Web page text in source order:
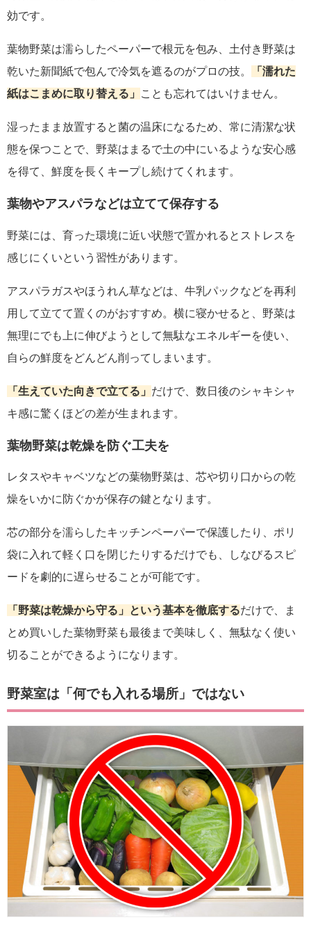
効です。
葉物野菜は濡らしたペーパーで根元を包み、土付き野菜は
乾いた新聞紙で包んで冷気を遮るのがプロの技。
「濡れた
紙はこまめに取り替える」
ことも忘れてはいけません。
湿ったまま放置すると菌の温床になるため、常に清潔な状
態を保つことで、野菜はまるで土の中にいるような安心感
を得て、鮮度を長くキープし続けてくれます。
葉物やアスパラなどは立てて保存する
野菜には、育った環境に近い状態で置かれるとストレスを
感じにくいという習性があります。
アスパラガスやほうれん草などは、牛乳パックなどを再利
用して立てて置くのがおすすめ。横に寝かせると、野菜は
無理にでも上に伸びようとして無駄なエネルギーを使い、
自らの鮮度をどんどん削ってしまいます。
「生えていた向きで立てる」 だけで、数日後のシャキシャ
キ感に驚くほどの差が生まれます。
葉物野菜は乾燥を防ぐ工夫を
レタスやキャベツなどの葉物野菜は、芯や切り口からの乾
燥をいかに防ぐかが保存の鍵となります。
芯の部分を濡らしたキッチンペーパーで保護したり、ポリ
袋に入れて軽く口を閉じたりするだけでも、しなびるスピ
ードを劇的に遅らせることが可能です。
「野菜は乾燥から守る」という基本を徹底するだけで、ま
とめ買いした葉物野菜も最後まで美味しく、無駄なく使い
切ることができるようになります。
野菜室は「何でも入れる場所」ではない